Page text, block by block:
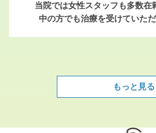
当院では女性スタッフも多数在
中の方でも治療を受けていた
もっと見る